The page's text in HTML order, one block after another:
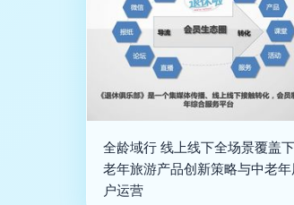
全龄域行 线上线下全场景覆盖
老年旅游产品创新策略与中老年
户运营